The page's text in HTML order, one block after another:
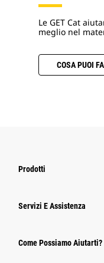
Le GET Cat
meglio nel
COSA PUOI
Prodotti
Servizi E Assistenza
Come Possiamo Aiutarti?